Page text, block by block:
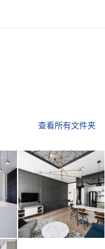
查看所有文件夹